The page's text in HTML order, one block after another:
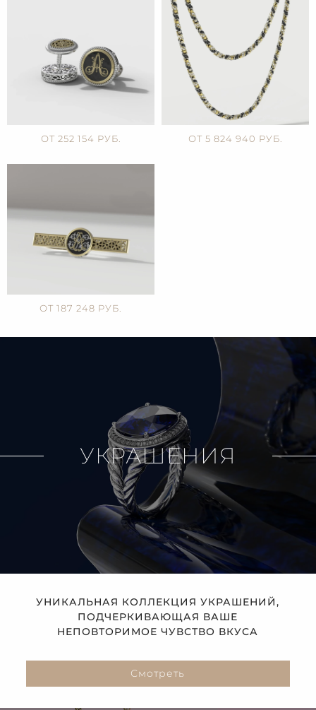
ОТ 252 154 РУБ. ОТ 5 824 940 РУБ.
ОТ 187 248 РУБ.
УКРАШЕНИЯ
УНИКАЛЬНАЯ КОЛЛЕКЦИЯ УКРАШЕНИЙ,
ПОДЧЕРКИВАЮЩАЯ ВАШЕ
НЕПОВТОРИМОЕ ЧУВСТВО ВКУСА
Смотреть